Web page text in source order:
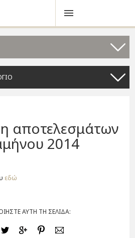
αποτελεσμάτων
2014
εδώ
ΑΥΤΗ ΤΗ ΣΕΛΙΔΑ: